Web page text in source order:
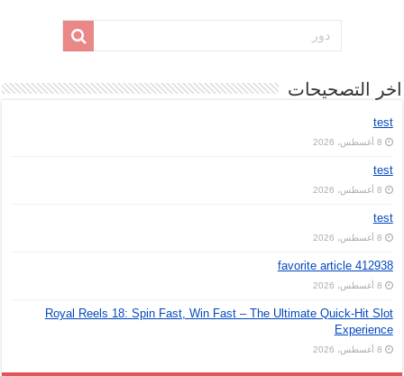
اخر التصحيحات
test
8 أغسطس، 2026
test
8 أغسطس، 2026
test
8 أغسطس، 2026
favorite article 412938
8 أغسطس، 2026
Royal Reels 18: Spin Fast, Win Fast – The Ultimate Quick‑Hit Slot
Experience
8 أغسطس، 2026